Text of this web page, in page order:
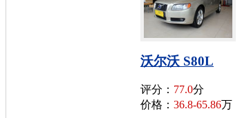
沃尔沃 S80L
评分： 77.0分
价格： 36.8-65.86万